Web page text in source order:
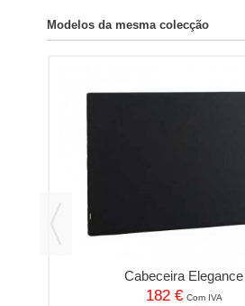
Modelos da mesma colecção
Cabeceira Elegance
182 € Com IVA